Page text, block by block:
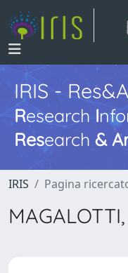
IRIS -
Research I
Research &
IRIS Pagina